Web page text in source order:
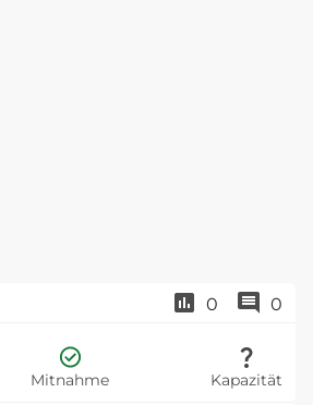
0 0
Mitnahme Kapazität